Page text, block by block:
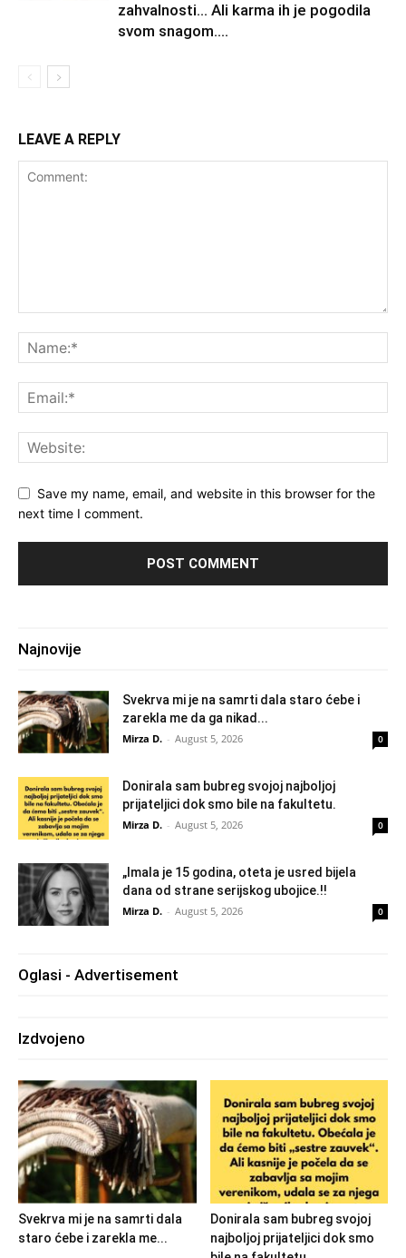
zahvalnosti… Ali karma ih je pogodila
svom snagom....
LEAVE A REPLY
Save my name, email, and website in this browser for the
next time I comment.
Najnovije
Svekrva mi je na samrti dala staro ćebe i
zarekla me da ga nikad...
Mirza D. - August 5, 2026 0
Donirala sam bubreg svojoj najboljoj
prijateljici dok smo bile na fakultetu.
Mirza D. - August 5, 2026 0
„Imala je 15 godina, oteta je usred bijela
dana od strane serijskog ubojice.!!
Mirza D. - August 5, 2026 0
Oglasi - Advertisement
Izdvojeno
Svekrva mi je na samrti dala
staro ćebe i zarekla me...
Donirala sam bubreg svojoj
najboljoj prijateljici dok smo